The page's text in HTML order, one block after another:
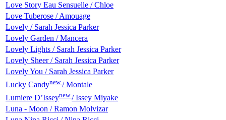
Love Story Eau Sensuelle / Chloe
Love Tuberose / Amouage
Lovely / Sarah Jessica Parker
Lovely Garden / Mancera
Lovely Lights / Sarah Jessica Parker
Lovely Sheer / Sarah Jessica Parker
Lovely You / Sarah Jessica Parker
Lucky Candynew/ Montale
Lumiere D’Isseynew/ Issey Miyake
Luna - Moon / Ramon Molvizar